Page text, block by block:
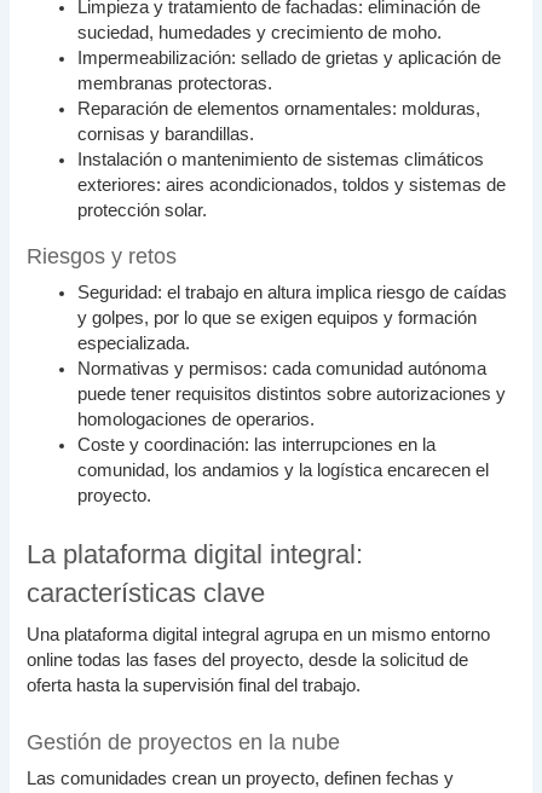
Limpieza y tratamiento de fachadas: eliminación de
suciedad, humedades y crecimiento de moho.
Impermeabilización: sellado de grietas y aplicación de
membranas protectoras.
Reparación de elementos ornamentales: molduras,
cornisas y barandillas.
Instalación o mantenimiento de sistemas climáticos
exteriores: aires acondicionados, toldos y sistemas de
protección solar.
Riesgos y retos
Seguridad: el trabajo en altura implica riesgo de caídas
y golpes, por lo que se exigen equipos y formación
especializada.
Normativas y permisos: cada comunidad autónoma
puede tener requisitos distintos sobre autorizaciones y
homologaciones de operarios.
Coste y coordinación: las interrupciones en la
comunidad, los andamios y la logística encarecen el
proyecto.
La plataforma digital integral:
características clave
Una plataforma digital integral agrupa en un mismo entorno
online todas las fases del proyecto, desde la solicitud de
oferta hasta la supervisión final del trabajo.
Gestión de proyectos en la nube
Las comunidades crean un proyecto, definen fechas y